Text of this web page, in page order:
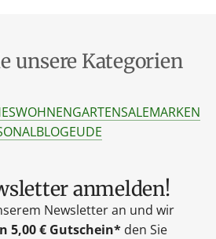
unsere Kategorien
WOHNENGARTENSALEMARKEN
BLOGEUDE
anmelden!
Newsletter an und wir
5,00 € Gutschein* den Sie